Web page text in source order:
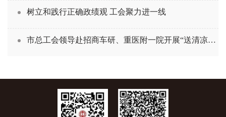
树立和践行正确政绩观 工会聚力进一线
市总工会领导赴招商车研、重医附一院开展“送清凉”慰问活动